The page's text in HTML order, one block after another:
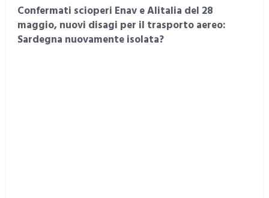
Confermati scioperi Enav e Alitalia del 28
maggio, nuovi disagi per il trasporto aereo:
Sardegna nuovamente isolata?